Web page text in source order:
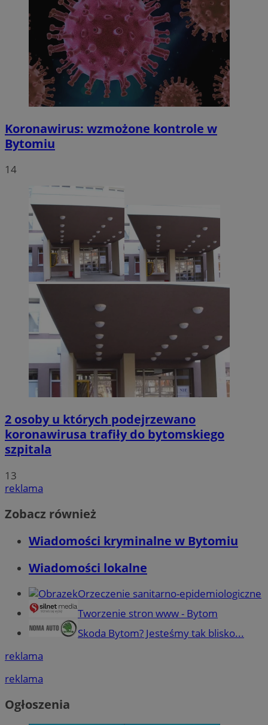
Koronawirus: wzmożone kontrole w
Bytomiu
14
2 osoby u których podejrzewano
koronawirusa trafiły do bytomskiego
szpitala
13
reklama
Zobacz również
Wiadomości kryminalne w Bytomiu
Wiadomości lokalne
Orzeczenie sanitarno-epidemiologiczne
Tworzenie stron www - Bytom
Skoda Bytom? Jesteśmy tak blisko...
reklama
reklama
Ogłoszenia